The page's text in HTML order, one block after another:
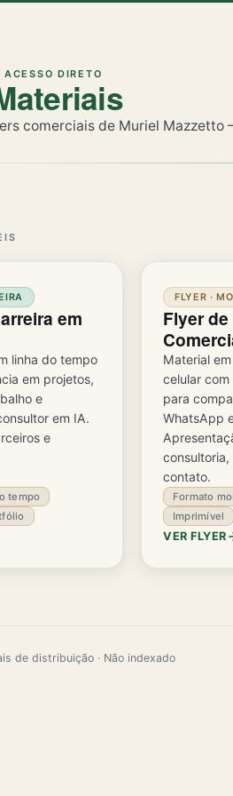
DIRETO
comerciais de Muriel Mazzetto
em
linha do tempo
em projetos,
e
em IA.
e
tempo
FLYER ·
Flyer
Material
celular
para
WhatsApp
contato.
Formato
Imprimível
VER FLYER
de distribuição · Não indexado